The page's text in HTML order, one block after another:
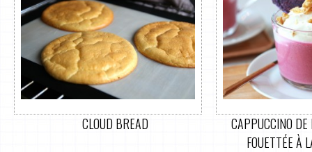
CLOUD BREAD
CAPPUCCINO
FOUETTÉE À